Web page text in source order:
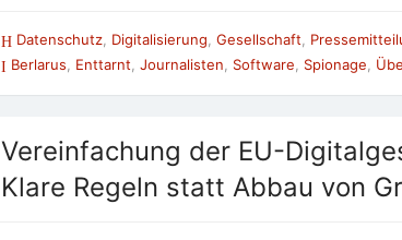
Datenschutz Digitalisierung Gesellschaft
Berlarus
Enttarnt Journalisten Software Spionage
Vereinfachung der EU-
Klare Regeln statt Abbau von